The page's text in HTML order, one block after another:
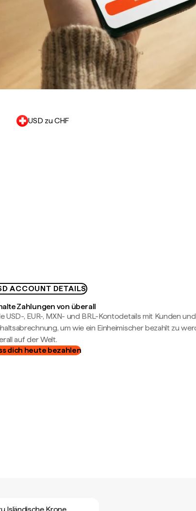
USD zu CHF
ACCOUNT DETAILS
Zahlungen von überall
USD-, EUR-, MXN- und BRL-Kontodetails mit Kunden und
um wie ein Einheimischer bezahlt zu
auf der Welt.
dich heute bezahlen